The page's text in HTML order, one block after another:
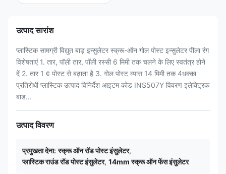
उत्पाद सारांश
प्लास्टिक सामग्री विद्युत बाड़ इन्सुलेटर स्क्रू-ऑन गोल पोस्ट इन्सुलेटर पीला रंग
विशेषताएं 1. तार, पॉली तार, पॉली रस्सी 6 मिमी तक चलने के लिए स्वतंत्र होने
दें 2. तार 1 ¢ पोस्ट से बढ़ाता है 3. गोल पोस्ट व्यास 14 मिमी तक 4धक्का
प्रतिरोधी प्लास्टिक उत्पाद विनिर्देश आइटम कोड INS507Y विवरण इलेक्ट्रिक
बाड...
उत्पाद विवरण
प्रमुखता देना: स्क्रू ऑन रॉड पोस्ट इंसुलेटर,
प्लास्टिक राउंड रॉड पोस्ट इंसुलेटर, 14mm स्क्रू ऑन फेंस इंसुलेटर